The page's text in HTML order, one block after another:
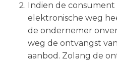
Indien de
elektronische weg
de ondernemer
weg de ontvangst
aanbod. Zolang de